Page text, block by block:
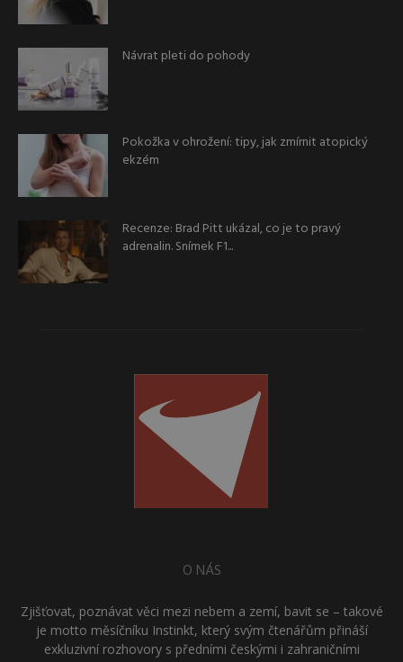
Návrat pleti do pohody
Pokožka v ohrožení: tipy, jak zmírnit atopický
ekzém
Recenze: Brad Pitt ukázal, co je to pravý
adrenalin. Snímek F1...
O NÁS
Zjišťovat, poznávat věci mezi nebem a zemí, bavit se – takové
je motto měsíčníku Instinkt, který svým čtenářům přináší
exkluzivní rozhovory s předními českými i zahraničními